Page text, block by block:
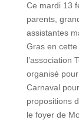
Ce mardi 13
parents,
assistantes
Gras en
l’association
organisé
Carnaval
propositions
le foyer de